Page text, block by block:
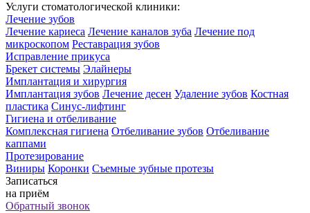
Услуги стоматологической клиники:
Лечение зубов
Лечение кариеса Лечение каналов зуба Лечение под
микроскопом Реставрация зубов
Исправление прикуса
Брекет системы Элайнеры
Имплантация и хирургия
Имплантация зубов Лечение десен Удаление зубов Костная
пластика Синус-лифтинг
Гигиена и отбеливание
Комплексная гигиена Отбеливание зубов Отбеливание
каппами
Протезирование
Виниры Коронки Съемные зубные протезы
Записаться
на приём
Обратный звонок